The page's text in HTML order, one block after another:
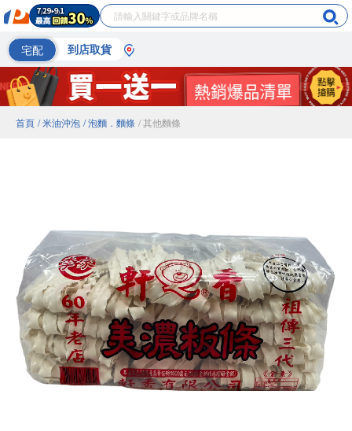
宅配 到店取貨
首頁 / 米油沖泡 / 泡麵．麵條 / 其他麵條